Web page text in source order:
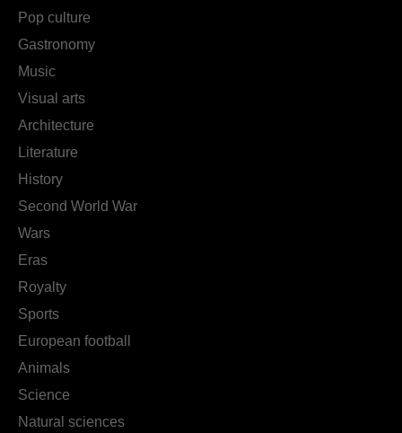
Pop culture
Gastronomy
Music
Visual arts
Architecture
Literature
History
Second World War
Wars
Eras
Royalty
Sports
European football
Animals
Science
Natural sciences